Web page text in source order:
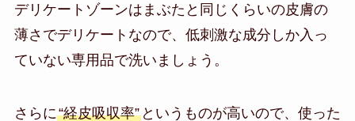
デリケートゾーンはまぶたと同じくらいの皮膚の
薄さでデリケートなので、低刺激な成分しか入っ
ていない専用品で洗いましょう。
さらに“経皮吸収率”というものが高いので、使った